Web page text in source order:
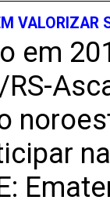
VALORIZAR
em